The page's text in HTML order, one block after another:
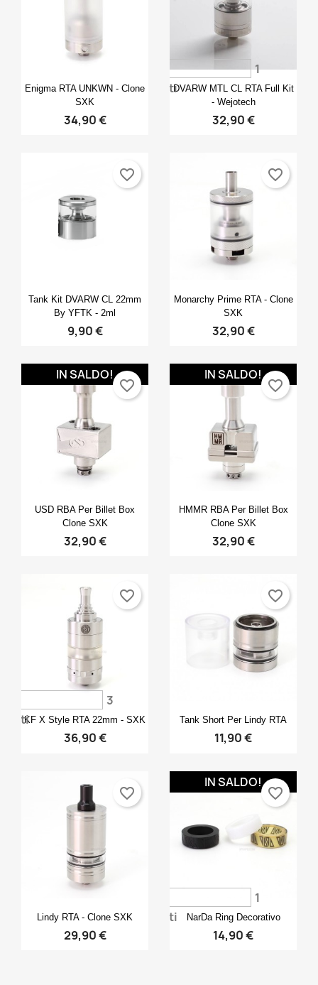
Aggiungi alla lista dei desideri
Create new list
Crea lista dei desideri
Nome lista dei desideri
Annulla Crea lista dei desideri
((modalTitle))
((confirmMessage))
((cancelText))
((modalDeleteText))
Accedi
Devi avere effettuato l'accesso per salvare dei
prodotti nella tua lista dei desideri.
Accedi
Anteprima
Enigma RTA UNKWN - Clone
SXK
34,90 €
Anteprima
DVARW MTL CL RTA Full Kit
- Wejotech
32,90 €
1
voti
 Anteprima
Tank Kit DVARW CL 22mm
By YFTK - 2ml
9,90 €
favorite_border
Anteprima
Monarchy Prime RTA - Clone
SXK
32,90 €
favorite_border
Anteprima
USD RBA Per Billet Box
Clone SXK
32,90 €
IN SALDO!
favorite_border
Anteprima
HMMR RBA Per Billet Box
Clone SXK
32,90 €
IN SALDO!
favorite_border
Anteprima
KF X Style RTA 22mm - SXK
36,90 €
3
voti
favorite_border
Anteprima
Tank Short Per Lindy RTA
11,90 €
favorite_border
Anteprima
Lindy RTA - Clone SXK
29,90 €
favorite_border
 Anteprima
NarDa Ring Decorativo
14,90 €
1
voti
IN SALDO!
favorite_border